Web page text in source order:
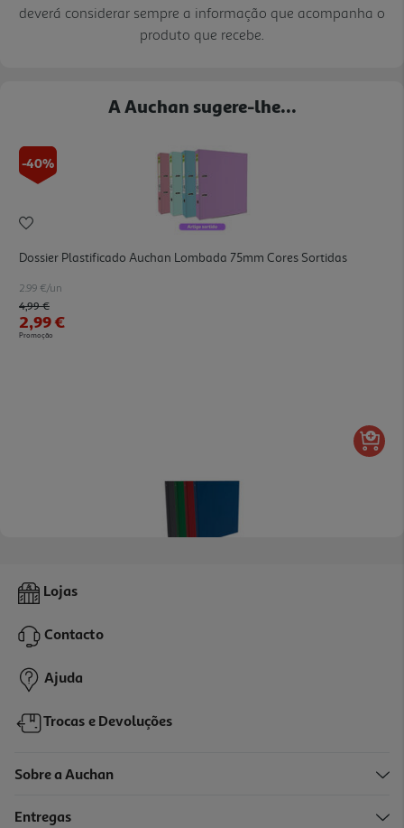
deverá considerar sempre a informação que acompanha o
produto que recebe.
A Auchan sugere-lhe...
-40%
Dossier Plastificado Auchan Lombada 75mm Cores Sortidas
2.99 €/un
Price reduced from
4,99 €to
2,99 €
Promoção
Dossier A4 Polegar Cores Sortidas
1,49 €
Lojas
Contacto
Ajuda
Trocas e Devoluções
Sobre a Auchan
Entregas